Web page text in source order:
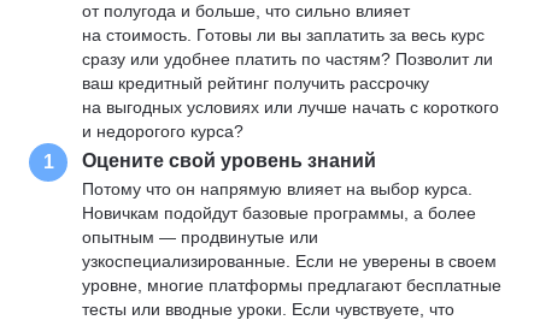
от полугода и больше, что сильно влияет
на стоимость. Готовы ли вы заплатить за весь курс
сразу или удобнее платить по частям? Позволит ли
ваш кредитный рейтинг получить рассрочку
на выгодных условиях или лучше начать с короткого
и недорогого курса?
1 Оцените свой уровень знаний
Потому что он напрямую влияет на выбор курса.
Новичкам подойдут базовые программы, а более
опытным — продвинутые или
узкоспециализированные. Если не уверены в своем
уровне, многие платформы предлагают бесплатные
тесты или вводные уроки. Если чувствуете, что